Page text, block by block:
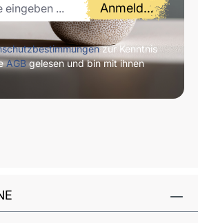
Anmelden
zur Kenntnis
AGBgelesen und bin mit ihnen